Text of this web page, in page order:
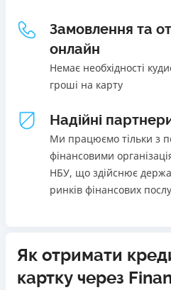
Погашення
В касах і терміналах
Онлайн (через сайт або
Через термінали
Через термінали Приватбанку
Ліцензія НБУ
Ліцензія переоформлена
Вся інформація про кредит
ОТРИМАТИ ПОЗИКУ
Щомісячна комісія
від 0%
Переваги
Акція: ставка 0,01% на
Швидкий онлайн кредит на
застави та поручителів;
Процес повністю
хвилин;
Видача коштів відбувається
Недоліки
Нема програми лояльності
Нема кредиту для юросіб
Замовлення та
онлайн
Немає необхідності
гроші на карту
Надійні
Ми працюємо тільки з
фінансовими
НБУ, що здійснює
ринків фінансових
Як отримати
картку через